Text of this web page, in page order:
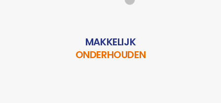
MAKKELIJK
ONDERHOUDEN